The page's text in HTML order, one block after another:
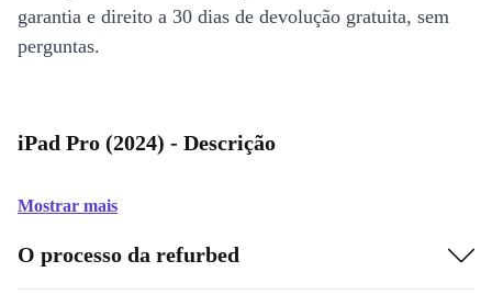
garantia e direito a 30 dias de devolução gratuita, sem
perguntas.
iPad Pro (2024) - Descrição
Mostrar mais
O processo da refurbed